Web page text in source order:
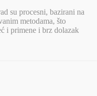
su procesni, bazirani na
metodama, što
i primene i brz dolazak